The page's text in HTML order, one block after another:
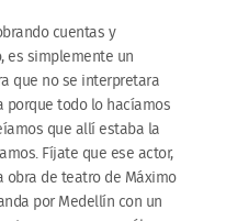
cuentas y
es simplemente un
que no se interpretara
porque todo lo hacíamos
que allí estaba la
Fíjate que ese actor,
obra de teatro de Máximo
por Medellín con un